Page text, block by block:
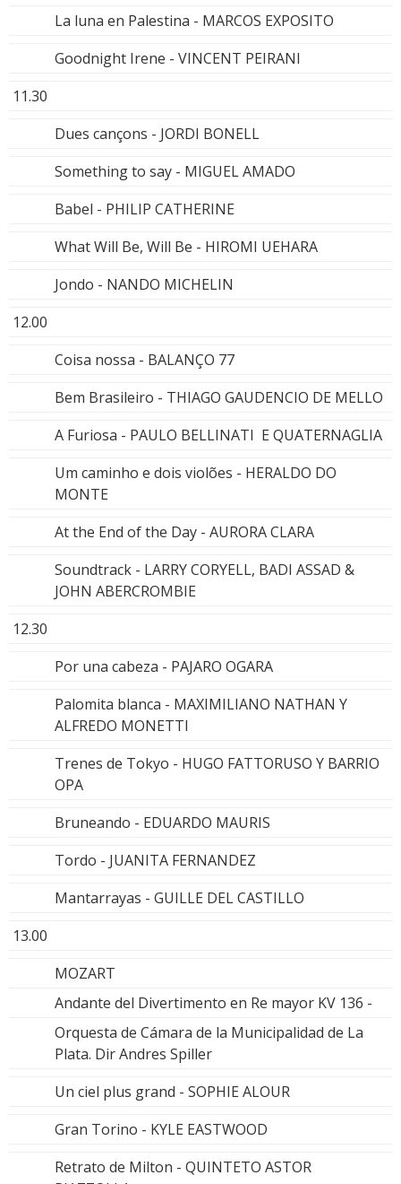
La luna en Palestina - MARCOS EXPOSITO
Goodnight Irene - VINCENT PEIRANI
11.30
Dues cançons - JORDI BONELL
Something to say - MIGUEL AMADO
Babel - PHILIP CATHERINE
What Will Be, Will Be - HIROMI UEHARA
Jondo - NANDO MICHELIN
12.00
Coisa nossa - BALANÇO 77
Bem Brasileiro - THIAGO GAUDENCIO DE MELLO
A Furiosa - PAULO BELLINATI E QUATERNAGLIA
Um caminho e dois violões - HERALDO DO
MONTE
At the End of the Day - AURORA CLARA
Soundtrack - LARRY CORYELL, BADI ASSAD &
JOHN ABERCROMBIE
12.30
Por una cabeza - PAJARO OGARA
Palomita blanca - MAXIMILIANO NATHAN Y
ALFREDO MONETTI
Trenes de Tokyo - HUGO FATTORUSO Y BARRIO
OPA
Bruneando - EDUARDO MAURIS
Tordo - JUANITA FERNANDEZ
Mantarrayas - GUILLE DEL CASTILLO
13.00
MOZART
Andante del Divertimento en Re mayor KV 136 -
Orquesta de Cámara de la Municipalidad de La
Plata. Dir Andres Spiller
Un ciel plus grand - SOPHIE ALOUR
Gran Torino - KYLE EASTWOOD
Retrato de Milton - QUINTETO ASTOR